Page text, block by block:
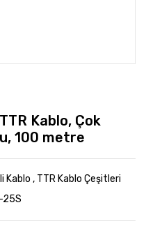
Kablo, Çok
100 metre
Kablo , TTR Kablo Çeşitleri
25S